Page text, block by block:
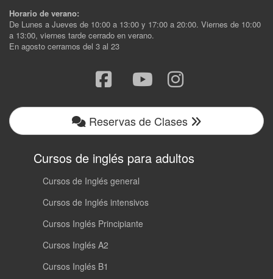
Horario de verano:
De Lunes a Jueves de 10:00 a 13:00 y 17:00 a 20:00. Viernes de 10:00
a 13:00, viernes tarde cerrado en verano.
En agosto cerramos del 3 al 23
Reservas de Clases
Cursos de inglés para adultos
Cursos de Inglés general
Cursos de Inglés intensivos
Cursos Inglés Principiante
Cursos Inglés A2
Cursos Inglés B1